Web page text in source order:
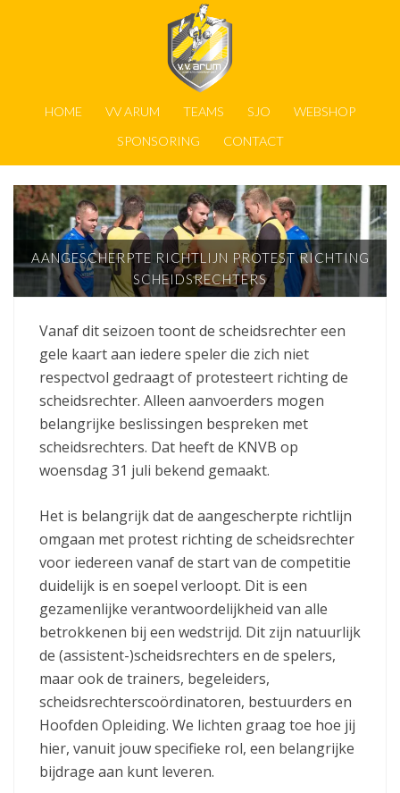
HOME VV ARUM TEAMS SJO
WEBSHOP
SPONSORING
CONTACT
AANGESCHERPTE RICHTLIJN PROTEST RICHTING
SCHEIDSRECHTERS
Vanaf dit seizoen toont de scheidsrechter een
gele kaart aan iedere speler die zich niet
respectvol gedraagt of protesteert richting de
scheidsrechter. Alleen aanvoerders mogen
belangrijke beslissingen bespreken met
scheidsrechters. Dat heeft de KNVB op
woensdag 31 juli bekend gemaakt.
Het is belangrijk dat de aangescherpte richtlijn
omgaan met protest richting de scheidsrechter
voor iedereen vanaf de start van de competitie
duidelijk is en soepel verloopt. Dit is een
gezamenlijke verantwoordelijkheid van alle
betrokkenen bij een wedstrijd. Dit zijn natuurlijk
de (assistent-)scheidsrechters en de spelers,
maar ook de trainers, begeleiders,
scheidsrechterscoördinatoren, bestuurders en
Hoofden Opleiding. We lichten graag toe hoe jij
hier, vanuit jouw specifieke rol, een belangrijke
bijdrage aan kunt leveren.